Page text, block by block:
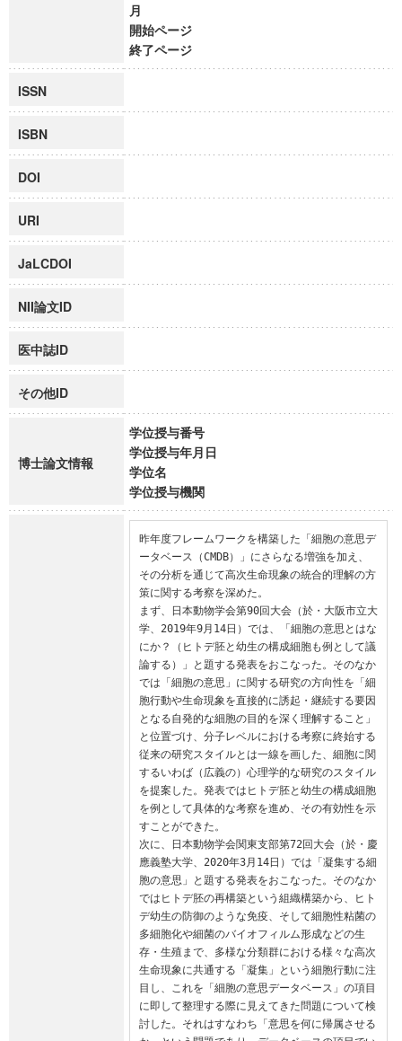
月
開始ページ
終了ページ
ISSN
ISBN
DOI
URI
JaLCDOI
NII論文ID
医中誌ID
その他ID
博士論文情報
学位授与番号
学位授与年月日
学位名
学位授与機関
昨年度フレームワークを構築した「細胞の意思デ
ータベース（CMDB）」にさらなる増強を加え、
その分析を通じて高次生命現象の統合的理解の方
策に関する考察を深めた。
まず、日本動物学会第90回大会（於・大阪市立大
学、2019年9月14日）では、「細胞の意思とはな
にか？（ヒトデ胚と幼生の構成細胞も例として議
論する）」と題する発表をおこなった。そのなか
では「細胞の意思」に関する研究の方向性を「細
胞行動や生命現象を直接的に誘起・継続する要因
となる自発的な細胞の目的を深く理解すること」
と位置づけ、分子レベルにおける考察に終始する
従来の研究スタイルとは一線を画した、細胞に関
するいわば（広義の）心理学的な研究のスタイル
を提案した。発表ではヒトデ胚と幼生の構成細胞
を例として具体的な考察を進め、その有効性を示
すことができた。
次に、日本動物学会関東支部第72回大会（於・慶
應義塾大学、2020年3月14日）では「凝集する細
胞の意思」と題する発表をおこなった。そのなか
ではヒトデ胚の再構築という組織構築から、ヒト
デ幼生の防御のような免疫、そして細胞性粘菌の
多細胞化や細菌のバイオフィルム形成などの生
存・生殖まで、多様な分類群における様々な高次
生命現象に共通する「凝集」という細胞行動に注
目し、これを「細胞の意思データベース」の項目
に即して整理する際に見えてきた問題について検
討した。それはすなわち「意思を何に帰属させる